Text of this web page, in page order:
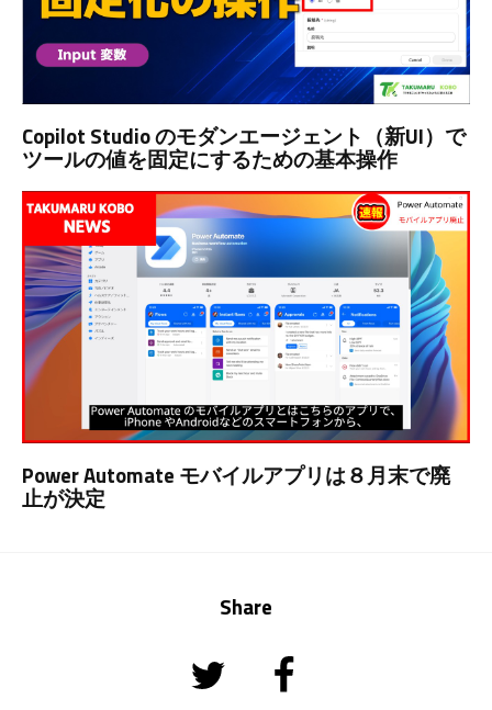
Copilot Studio のモダンエージェント（新UI）で
ツールの値を固定にするための基本操作
Power Automate モバイルアプリは８月末で廃
止が決定
Share